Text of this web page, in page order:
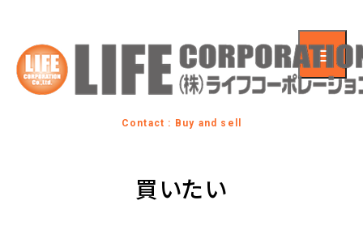
Contact : Buy and sell
買いたい